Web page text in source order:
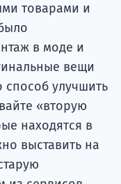
товарами и
в моде и
вещи
способ улучшить
«вторую
находятся в
выставить на